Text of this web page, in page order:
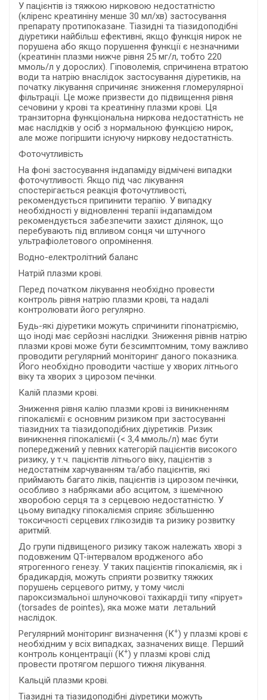
У пацієнтів із тяжкою нирковою недостатністю
(кліренс креатиніну менше 30 мл/хв) застосування
препарату протипоказане. Тіазидні та тіазидоподібні
діуретики найбільш ефективні, якщо функція нирок не
порушена або якщо порушення функції є незначними
(креатинін плазми нижче рівня 25 мг/л, тобто 220
ммоль/л у дорослих). Гіповолемія, спричинена втратою
води та натрію внаслідок застосування діуретиків, на
початку лікування спричиняє зниження гломерулярної
фільтрації. Це може призвести до підвищення рівня
сечовини у крові та креатиніну плазми крові. Ця
транзиторна функціональна ниркова недостатність не
має наслідків у осіб з нормальною функцією нирок,
але може погіршити існуючу ниркову недостатність.
Фоточутливість
На фоні застосування індапаміду відмічені випадки
фоточутливості. Якщо під час лікування
спостерігається реакція фоточутливості,
рекомендується припинити терапію. У випадку
необхідності у відновленні терапії індапамідом
рекомендується забезпечити захист ділянок, що
перебувають під впливом сонця чи штучного
ультрафіолетового опромінення.
Водно-електролітний баланс
Натрій плазми крові.
Перед початком лікування необхідно провести
контроль рівня натрію плазми крові, та надалі
контролювати його регулярно.
Будь-які діуретики можуть спричинити гіпонатріємію,
що іноді має серйозні наслідки. Зниження рівнів натрію
плазми крові може бути безсимптомним, тому важливо
проводити регулярний моніторинг даного показника.
Його необхідно проводити частіше у хворих літнього
віку та хворих з цирозом печінки.
Калій плазми крові.
Зниження рівня калію плазми крові із виникненням
гіпокаліємії є основним ризиком при застосуванні
тіазидних та тіазидоподібних діуретиків. Ризик
виникнення гіпокаліємії (< 3,4 ммоль/л) має бути
попереджений у певних категорій пацієнтів високого
ризику, у т.ч. пацієнтів літнього віку, пацієнтів з
недостатнім харчуванням та/або пацієнтів, які
приймають багато ліків, пацієнтів із цирозом печінки,
особливо з набряками або асцитом, з ішемічною
хворобою серця та з серцевою недостатністю. У
цьому випадку гіпокаліємія сприяє збільшенню
токсичності серцевих глікозидів та ризику розвитку
аритмій.
До групи підвищеного ризику також належать хворі з
подовженим QT-інтервалом вродженого або
ятрогенного генезу. У таких пацієнтів гіпокаліємія, як і
брадикардія, можуть сприяти розвитку тяжких
порушень серцевого ритму, у тому числі
пароксизмальної шлуночкової тахікардії типу «пірует»
(torsades de pointes), яка може мати летальний
наслідок.
Регулярний моніторинг визначення (К+) у плазмі крові є
необхідним у всіх випадках, зазначених вище. Перший
контроль концентрації (К+) у плазмі крові слід
провести протягом першого тижня лікування.
Кальцій плазми крові.
Тіазидні та тіазидоподібні діуретики можуть